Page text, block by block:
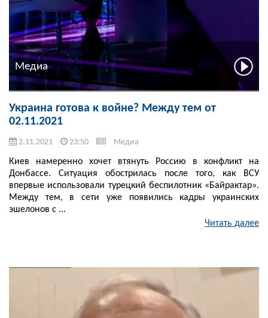
Медиа
Украина готова к войне? Между тем от
02.11.2021
2.11.2021 23:50 Медиа
Киев намеренно хочет втянуть Россию в конфликт на
Донбассе. Ситуация обострилась после того, как ВСУ
впервые использовали турецкий беспилотник «Байрактар».
Между тем, в сети уже появились кадры украинских
эшелонов с ...
Читать далее